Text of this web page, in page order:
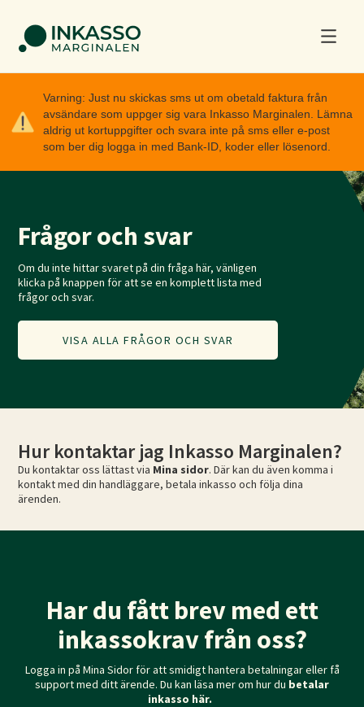
Varning: Just nu skickas sms ut om obetald faktura från
avsändare som uppger sig vara Inkasso Marginalen. Lämna
aldrig ut kortuppgifter och svara inte på sms eller e-post
som ber dig logga in med Bank-ID, koder eller lösenord.
Frågor och svar
Om du inte hittar svaret på din fråga här, vänligen
klicka på knappen för att se en komplett lista med
frågor och svar.
VISA ALLA FRÅGOR OCH SVAR
Hur kontaktar jag Inkasso Marginalen?
Du kontaktar oss lättast via Mina sidor. Där kan du även komma i
kontakt med din handläggare, betala inkasso och följa dina
ärenden.
Har du fått brev med ett
inkassokrav från oss?
Logga in på Mina Sidor för att smidigt hantera betalningar eller få
support med ditt ärende. Du kan läsa mer om hur du betalar
inkasso här.